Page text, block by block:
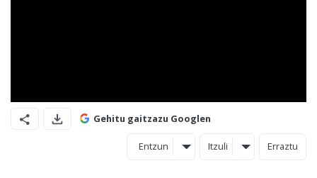
Gehitu gaitzazu Googlen
Entzun Itzuli Erraztu